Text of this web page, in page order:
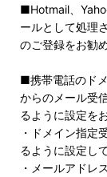
■Hotmail、
ールとして処理
のご登録をお勧
■携帯電話のド
からのメール受
るように設定を
・ドメイン指
るように設定し
・メールアドレ